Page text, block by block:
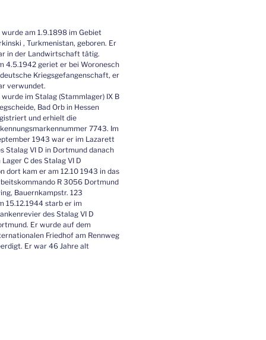
wurde am 1.9.1898 im Gebiet
, Turkmenistan, geboren. Er
in der Landwirtschaft tätig.
4.5.1942 geriet er bei Woronesch
Kriegsgefangenschaft, er
verwundet.
wurde im Stalag (Stammlager) IX B
Bad Orb in Hessen
und erhielt die
7743. Im
1943 war er im Lazarett
Stalag VI D in Dortmund danach
Lager C des Stalag VI D
dort kam er am 12.10 1943 in das
R 3056 Dortmund
Bauernkampstr. 123
15.12.1944 starb er im
des Stalag VI D
Er wurde auf dem
Friedhof am Rennweg
Er war 46 Jahre alt